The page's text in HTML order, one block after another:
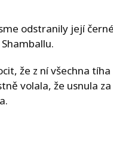
odstranily její
že z ní všechna tíha
volala, že usnula